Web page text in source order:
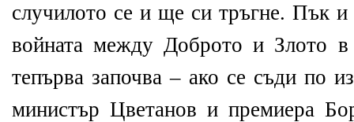
случилото се и ще си тръгне. Пък
войната между Доброто и Злото в
тепърва започва – ако се съди по
министър Цветанов и премиера